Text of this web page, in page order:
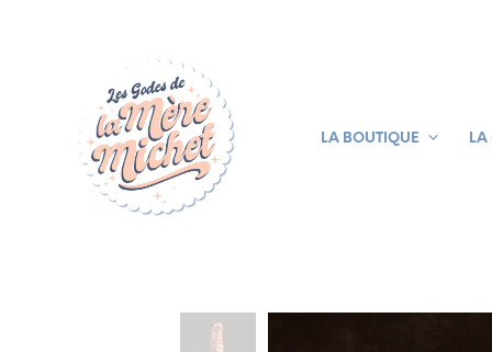
LA BOUTIQUE LA